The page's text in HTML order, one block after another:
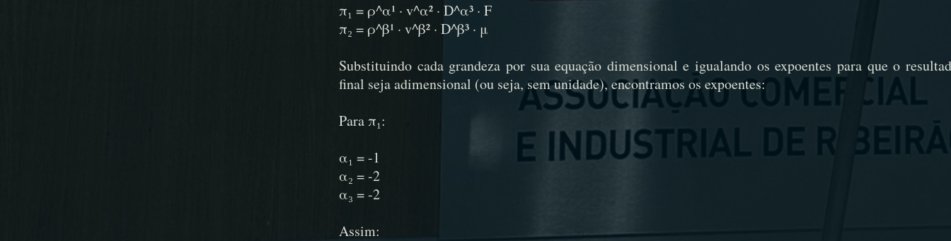
π₁ = ρ^α¹ · v^α² · D^α³ · F
π₂ = ρ^β¹ · v^β² · D^β³ · μ
Substituindo cada grandeza por sua equação dimensional e igualando os expoentes para que o
final seja adimensional (ou seja, sem unidade), encontramos os expoentes:
Para π₁:
α₁ = -1
α₂ = -2
α₃ = -2
Assim: